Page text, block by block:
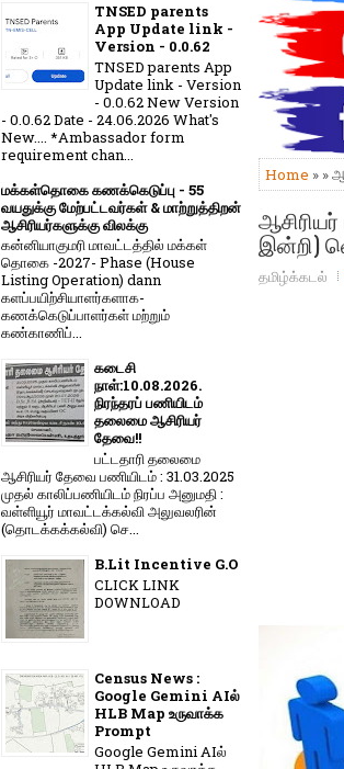
Home » »
இன்றி)
தமிழ்க்கடல்
TNSED parents
App Update link -
Version - 0.0.62
TNSED parents App
Update link - Version
- 0.0.62 New Version
- 0.0.62 Date - 24.06.2026 What's
New.... *Ambassador form
requirement chan...
மக்கள்தொகை கணக்கெடுப்பு - 55
வயதுக்கு மேற்பட்டவர்கள் & மாற்றுத்திறன்
ஆசிரியர்களுக்கு விலக்கு
கன்னியாகுமரி மாவட்டத்தில் மக்கள்
தொகை -2027- Phase (House
Listing Operation) dann
களப்பயிற்சியாளர்களாக-
கணக்கெடுப்பாளர்கள் மற்றும்
கண்காணிப்...
கடைசி
நாள்:10.08.2026.
நிரந்தரப் பணியிடம்
தலைமை ஆசிரியர்
தேவை!!
பட்டதாரி தலைமை
ஆசிரியர் தேவை பணியிடம் : 31.03.2025
முதல் காலிப்பணியிடம் நிரப்ப அனுமதி :
வள்ளியூர் மாவட்டக்கல்வி அலுவலரின்
(தொடக்கக்கல்வி) செ...
B.Lit Incentive G.O
CLICK LINK
DOWNLOAD
Census News :
Google Gemini AIல்
HLB Map உருவாக்க
Prompt
Google Gemini AIல்